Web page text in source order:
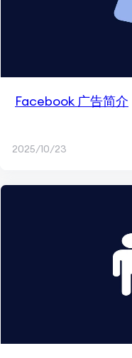
Facebook 广告简介
2025/10/23